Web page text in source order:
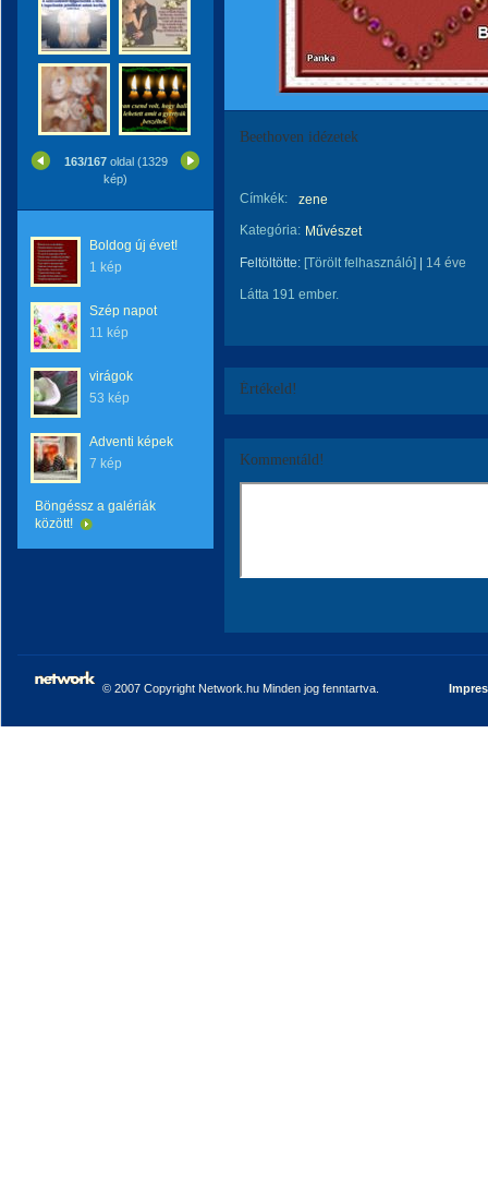
163/167oldal (1329
kép)
Boldog új évet!
1 kép
Szép napot
11 kép
virágok
53 kép
Adventi képek
7 kép
Böngéssz a galériák
között!
Beethoven idézetek
Címkék:
zene
Kategória: Művészet
Feltöltötte: [Törölt felhasználó] 14 éve
Látta 191 ember.
Értékeld!
Kommentáld!
© 2007 Copyright Network.hu Minden jog fenntartva.